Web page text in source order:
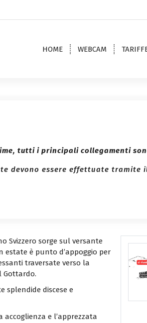
HOME WEBCAM
tutti i principali collegamenti
devono essere effettuate tramite
Svizzero sorge sul versante
estate è punto d’appoggio per
traversate verso la
Gottardo.
splendide discese e
accoglienza e l’apprezzata